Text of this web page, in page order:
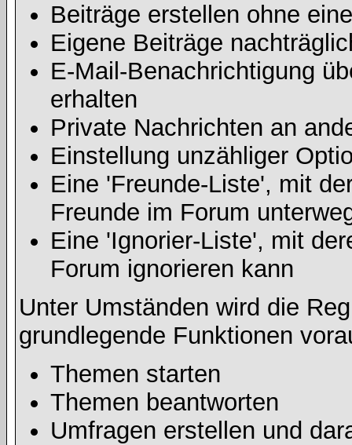
Beiträge erstellen ohne
Eigene Beiträge
E-Mail-Benachrichtigung
erhalten
Private Nachrichten an
Einstellung unzähliger
Eine 'Freunde-Liste', mit
Freunde im Forum
Eine 'Ignorier-Liste', mit
Forum ignorieren kann
Unter Umständen wird die
grundlegende Funktionen
Themen starten
Themen beantworten
Umfragen erstellen und